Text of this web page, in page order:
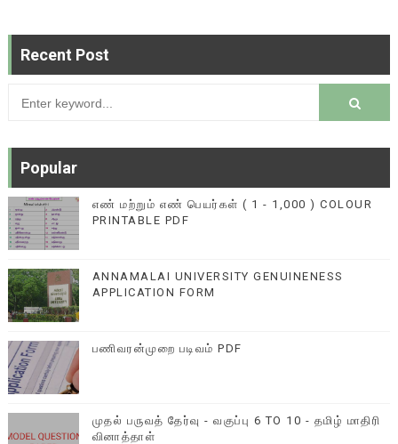
Recent Post
Popular
எண் மற்றும் எண் பெயர்கள் ( 1 - 1,000 ) COLOUR
PRINTABLE PDF
ANNAMALAI UNIVERSITY GENUINENESS
APPLICATION FORM
பணிவரன்முறை படிவம் PDF
முதல் பருவத் தேர்வு - வகுப்பு 6 TO 10 - தமிழ் மாதிரி
வினாத்தாள்